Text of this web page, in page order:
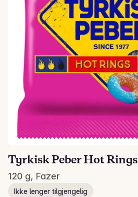
Tyrkisk Peber Hot Rings
120 g, Fazer
Ikke lenger tilgjengelig